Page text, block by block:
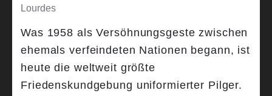
Lourdes
Was 1958 als Versöhnungsgeste zwischen
ehemals verfeindeten Nationen begann, ist
heute die weltweit größte
Friedenskundgebung uniformierter Pilger.